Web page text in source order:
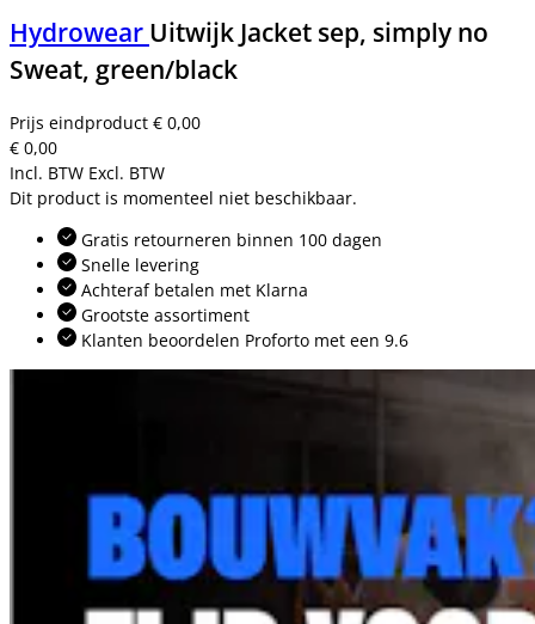
Hydrowear Uitwijk Jacket sep, simply no
Sweat, green/black
Prijs eindproduct € 0,00
€ 0,00
Incl. BTW Excl. BTW
Dit product is momenteel niet beschikbaar.
Gratis retourneren binnen 100 dagen
Snelle levering
Achteraf betalen met Klarna
Grootste assortiment
Klanten beoordelen Proforto met een 9.6